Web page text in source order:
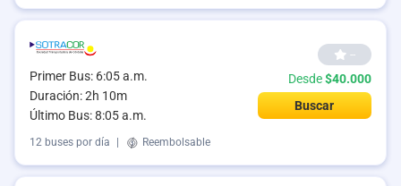
Primer Bus: 6:05 a.m.
Duración: 2h 10m
Último Bus: 8:05 a.m.
--
Desde$40.000
Buscar
12 buses por día | Reembolsable